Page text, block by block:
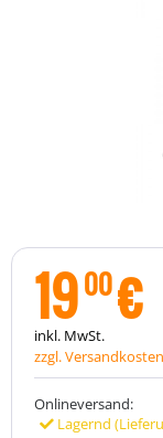
1900€
inkl. MwSt.
zzgl. Versandkosten
Onlineversand:
Lagernd